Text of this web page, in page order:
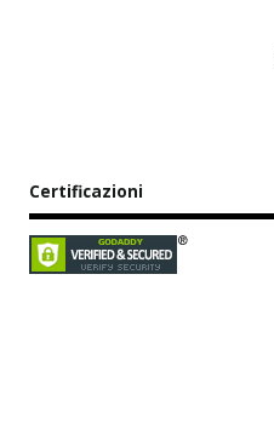
Certificazioni